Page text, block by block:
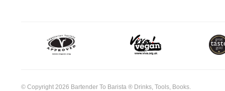
© Copyright 2026 Bartender To Barista ® Drinks, Tools, Books.